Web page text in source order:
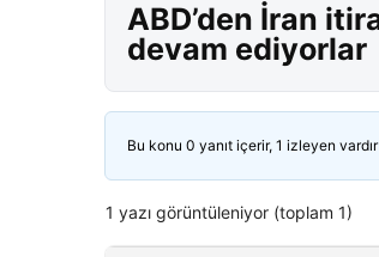
ABD’den İran
devam ediyorlar
Bu konu 0 yanıt içerir, 1 izleyen
1 yazı görüntüleniyor (toplam 1)